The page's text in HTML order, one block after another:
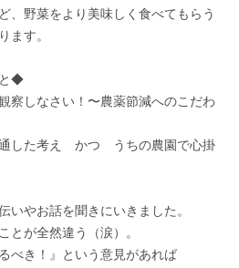
、野菜をより美味しく食べてもらう
ます。
◆
察しなさい！〜農薬節減へのこだわ
した考え　かつ　うちの農園で心掛
いやお話を聞きにいきました。
とが全然違う（涙）。
べき！』という意見があれば